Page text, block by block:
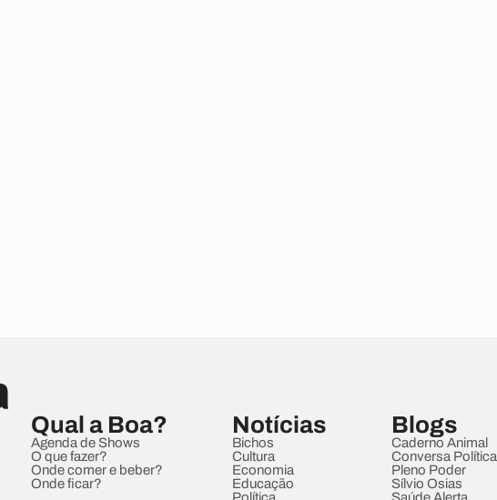
Qual a Boa?
Agenda de Shows
O que fazer?
Onde comer e beber?
Onde ficar?
Notícias
Bichos
Cultura
Economia
Educação
Blogs
Caderno Animal
Conversa Política
Pleno Poder
Sílvio Osias